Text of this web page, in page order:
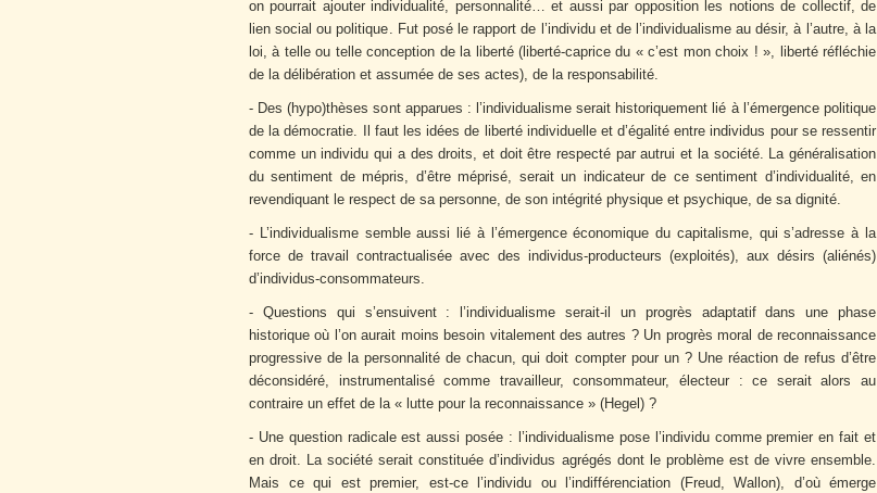
on pourrait ajouter individualité, personnalité… et aussi par opposition les notions de collectif, de
lien social ou politique. Fut posé le rapport de l’individu et de l’individualisme au désir, à l’autre, à la
loi, à telle ou telle conception de la liberté (liberté-caprice du « c’est mon choix ! », liberté réfléchie
de la délibération et assumée de ses actes), de la responsabilité.
- Des (hypo)thèses sont apparues : l’individualisme serait historiquement lié à l’émergence politique
de la démocratie. Il faut les idées de liberté individuelle et d’égalité entre individus pour se ressentir
comme un individu qui a des droits, et doit être respecté par autrui et la société. La généralisation
du sentiment de mépris, d’être méprisé, serait un indicateur de ce sentiment d’individualité, en
revendiquant le respect de sa personne, de son intégrité physique et psychique, de sa dignité.
- L’individualisme semble aussi lié à l’émergence économique du capitalisme, qui s’adresse à la
force de travail contractualisée avec des individus-producteurs (exploités), aux désirs (aliénés)
d’individus-consommateurs.
- Questions qui s’ensuivent : l’individualisme serait-il un progrès adaptatif dans une phase
historique où l’on aurait moins besoin vitalement des autres ? Un progrès moral de reconnaissance
progressive de la personnalité de chacun, qui doit compter pour un ? Une réaction de refus d’être
déconsidéré, instrumentalisé comme travailleur, consommateur, électeur : ce serait alors au
contraire un effet de la « lutte pour la reconnaissance » (Hegel) ?
- Une question radicale est aussi posée : l’individualisme pose l’individu comme premier en fait et
en droit. La société serait constituée d’individus agrégés dont le problème est de vivre ensemble.
Mais ce qui est premier, est-ce l’individu ou l’indifférenciation (Freud, Wallon), d’où émerge